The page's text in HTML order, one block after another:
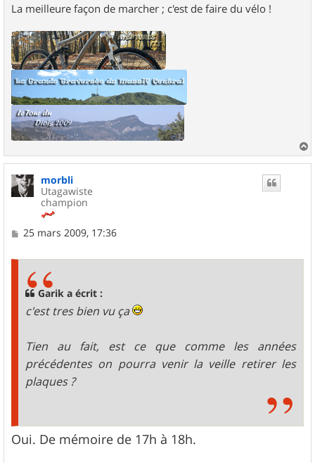
La meilleure façon de marcher ; c'est de faire du vélo !
a
morbli
Utagawiste
champion
M
25 mars 2009, 17:36
Garik a écrit :
c'est tres bien vu ça
Tien au fait, est ce que comme les années
précédentes on pourra venir la veille retirer les
plaques ?
Oui. De mémoire de 17h à 18h.